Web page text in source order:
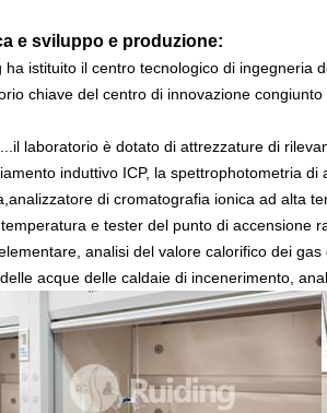
e sviluppo e produzione:
ha istituito il centro tecnologico di ingegneria
chiave del centro di innovazione congiunto
il laboratorio è dotato di attrezzature di
induttivo ICP, la spettrophotometria
di cromatografia ionica ad alta
e tester del punto di accensione
analisi del valore calorifico dei
acque delle caldaie di incenerimento,